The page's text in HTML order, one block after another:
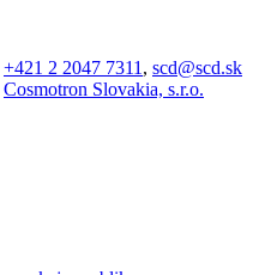
+421 2 2047 7311 , scd@scd.sk
Cosmotron Slovakia, s.r.o.